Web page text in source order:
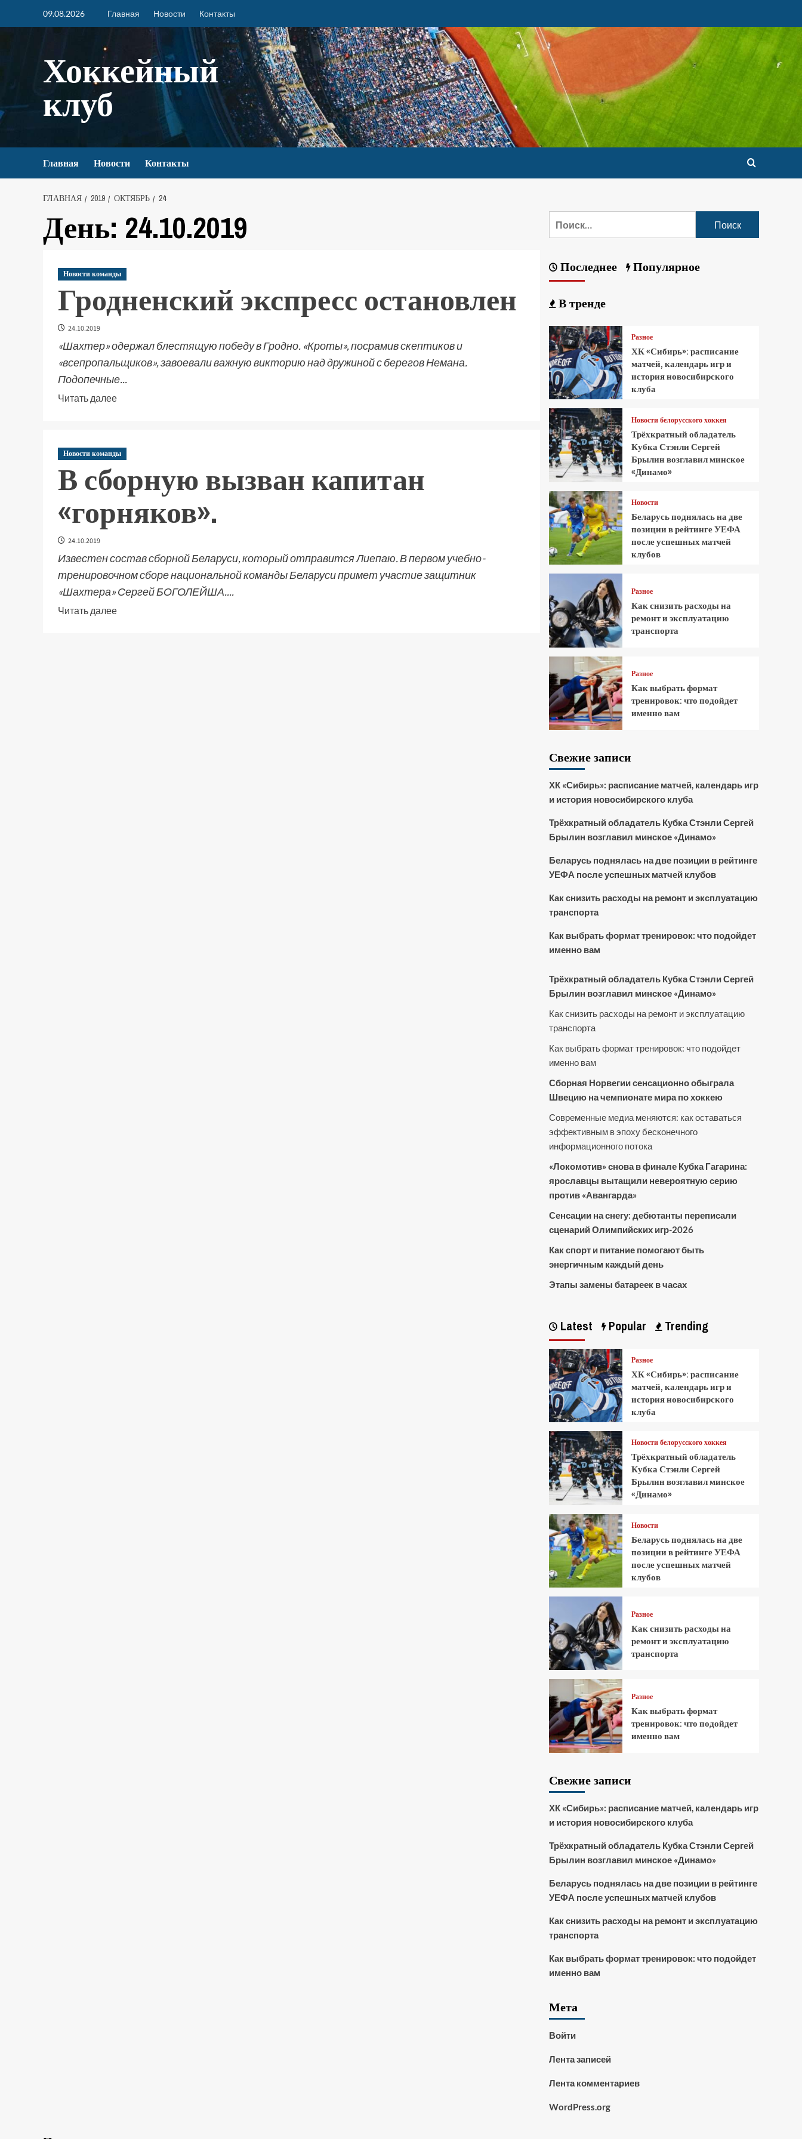
09.08.2026 Главная Новости Контакты
Хоккейный
клуб
Главная Новости Контакты
ГЛАВНАЯ 2019 ОКТЯБРЬ 24
День: 24.10.2019
Новости команды
Гродненский экспресс остановлен
24.10.2019
«Шахтер» одержал блестящую победу в Гродно. «Кроты», посрамив скептиков и
«всепропальщиков», завоевали важную викторию над дружиной с берегов Немана.
Подопечные...
Читать далее
Новости команды
В сборную вызван капитан
«горняков».
24.10.2019
Известен состав сборной Беларуси, который отправится Лиепаю. В первом учебно-
тренировочном сборе национальной команды Беларуси примет участие защитник
«Шахтера» Сергей БОГОЛЕЙША....
Читать далее
Последнее Популярное
В тренде
Разное
ХК «Сибирь»: расписание
матчей, календарь игр и
история новосибирского
клуба
Новости белорусского хоккея
Трёхкратный обладатель
Кубка Стэнли Сергей
Брылин возглавил минское
«Динамо»
Новости
Беларусь поднялась на две
позиции в рейтинге УЕФА
после успешных матчей
клубов
Разное
Как снизить расходы на
ремонт и эксплуатацию
транспорта
Разное
Как выбрать формат
тренировок: что подойдет
именно вам
Свежие записи
ХК «Сибирь»: расписание матчей, календарь игр
и история новосибирского клуба
Трёхкратный обладатель Кубка Стэнли Сергей
Брылин возглавил минское «Динамо»
Беларусь поднялась на две позиции в рейтинге
УЕФА после успешных матчей клубов
Как снизить расходы на ремонт и эксплуатацию
транспорта
Как выбрать формат тренировок: что подойдет
именно вам
Трёхкратный обладатель Кубка Стэнли Сергей
Брылин возглавил минское «Динамо»
Как снизить расходы на ремонт и эксплуатацию
транспорта
Как выбрать формат тренировок: что подойдет
именно вам
Сборная Норвегии сенсационно обыграла
Швецию на чемпионате мира по хоккею
Современные медиа меняются: как оставаться
эффективным в эпоху бесконечного
информационного потока
«Локомотив» снова в финале Кубка Гагарина:
ярославцы вытащили невероятную серию
против «Авангарда»
Сенсации на снегу: дебютанты переписали
сценарий Олимпийских игр-2026
Как спорт и питание помогают быть
энергичным каждый день
Этапы замены батареек в часах
Latest Popular Trending
Разное
ХК «Сибирь»: расписание
матчей, календарь игр и
история новосибирского
клуба
Новости белорусского хоккея
Трёхкратный обладатель
Кубка Стэнли Сергей
Брылин возглавил минское
«Динамо»
Новости
Беларусь поднялась на две
позиции в рейтинге УЕФА
после успешных матчей
клубов
Разное
Как снизить расходы на
ремонт и эксплуатацию
транспорта
Разное
Как выбрать формат
тренировок: что подойдет
именно вам
Свежие записи
ХК «Сибирь»: расписание матчей, календарь игр
и история новосибирского клуба
Трёхкратный обладатель Кубка Стэнли Сергей
Брылин возглавил минское «Динамо»
Беларусь поднялась на две позиции в рейтинге
УЕФА после успешных матчей клубов
Как снизить расходы на ремонт и эксплуатацию
транспорта
Как выбрать формат тренировок: что подойдет
именно вам
Мета
Войти
Лента записей
Лента комментариев
WordPress.org